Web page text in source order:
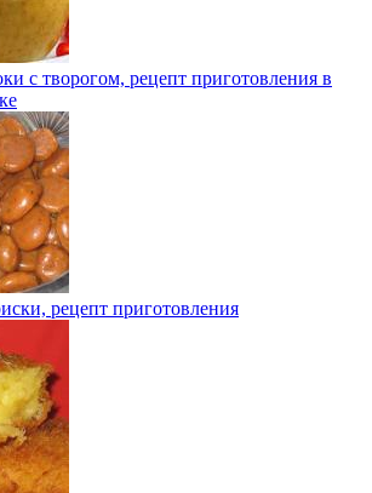
с творогом, рецепт приготовления в
рецепт приготовления